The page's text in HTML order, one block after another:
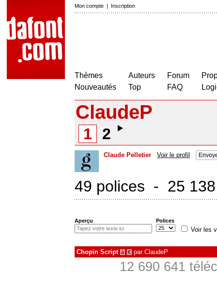
Mon compte | Inscription
Thèmes
Nouveautés
Auteurs
Top
Forum
FAQ
ClaudeP
1 2
Claude Pelletier Voir le profil
49 polices - 25 138
Aperçu Polices
Voir les
Chopin Script à € par ClaudeP
12 690 641